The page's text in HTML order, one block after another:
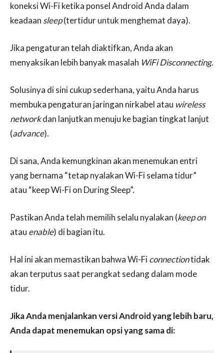
koneksi Wi-Fi ketika ponsel Android Anda dalam
keadaan sleep(tertidur untuk menghemat daya).
Jika pengaturan telah diaktifkan, Anda akan
menyaksikan lebih banyak masalah WiFi Disconnecting.
Solusinya di sini cukup sederhana, yaitu Anda harus
membuka pengaturan jaringan nirkabel atau wireless
networkdan lanjutkan menuju ke bagian tingkat lanjut
(advance).
Di sana, Anda kemungkinan akan menemukan entri
yang bernama “tetap nyalakan Wi-Fi selama tidur”
atau “keep Wi-Fi on During Sleep”.
Pastikan Anda telah memilih selalu nyalakan (keep on
atau enable) di bagian itu.
Hal ini akan memastikan bahwa Wi-Ficonnectiontidak
akan terputus saat perangkat sedang dalam mode
tidur.
Jika Anda menjalankan versi Android yang lebih baru,
Anda dapat menemukan opsi yang sama di: